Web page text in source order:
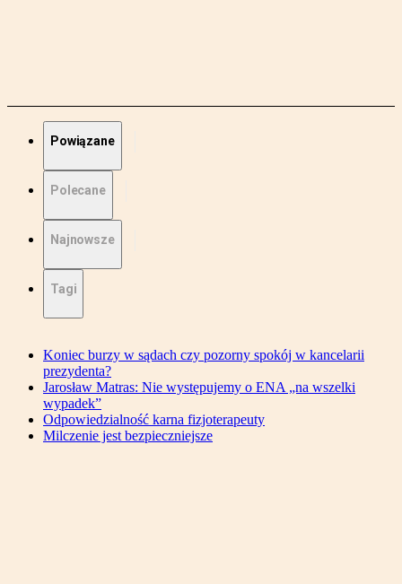
Powiązane
Polecane
Najnowsze
Tagi
Koniec burzy w sądach czy pozorny spokój w kancelarii
prezydenta?
Jarosław Matras: Nie występujemy o ENA „na wszelki
wypadek”
Odpowiedzialność karna fizjoterapeuty
Milczenie jest bezpieczniejsze